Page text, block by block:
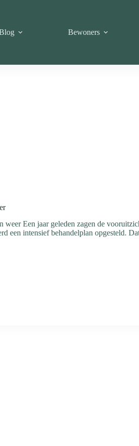
Bewoners
weer Een jaar geleden zagen de
een intensief behandelplan opgesteld.